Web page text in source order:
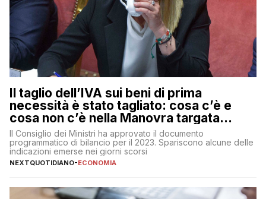
Il taglio dell’IVA sui beni di prima
necessità è stato tagliato: cosa c’è e
cosa non c’è nella Manovra targata
Meloni
Il Consiglio dei Ministri ha approvato il documento
programmatico di bilancio per il 2023. Spariscono alcune delle
indicazioni emerse nei giorni scorsi
NEXTQUOTIDIANO-ECONOMIA